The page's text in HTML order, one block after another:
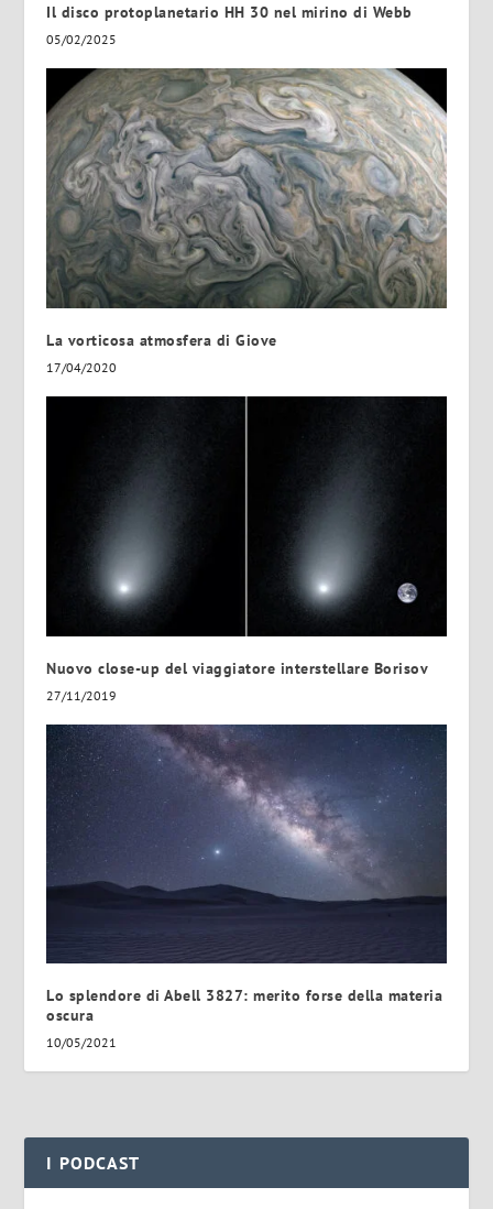
Il disco protoplanetario HH 30 nel mirino di Webb
05/02/2025
La vorticosa atmosfera di Giove
17/04/2020
Nuovo close-up del viaggiatore interstellare Borisov
27/11/2019
Lo splendore di Abell 3827: merito forse della materia
oscura
10/05/2021
I PODCAST